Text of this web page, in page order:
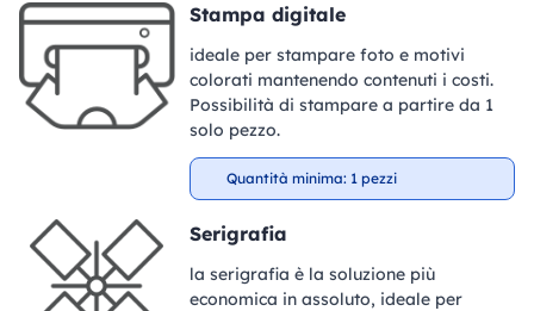
Stampa digitale
ideale per stampare foto e motivi
colorati mantenendo contenuti i costi.
Possibilità di stampare a partire da 1
solo pezzo.
Quantità minima: 1 pezzi
Serigrafia
la serigrafia è la soluzione più
economica in assoluto, ideale per